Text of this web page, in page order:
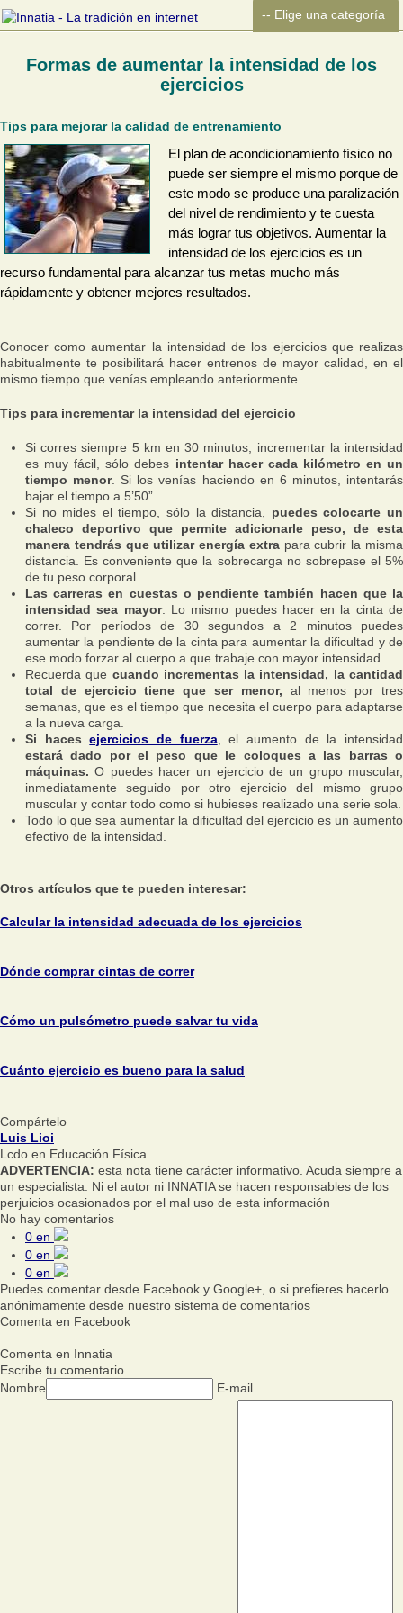
Formas de aumentar la intensidad de los
ejercicios
Tips para mejorar la calidad de entrenamiento
El plan de acondicionamiento físico no
puede ser siempre el mismo porque de
este modo se produce una paralización
del nivel de rendimiento y te cuesta
más lograr tus objetivos. Aumentar la
intensidad de los ejercicios es un
recurso fundamental para alcanzar tus metas mucho más
rápidamente y obtener mejores resultados.
Conocer como aumentar la intensidad de los ejercicios que realizas
habitualmente te posibilitará hacer entrenos de mayor calidad, en el
mismo tiempo que venías empleando anteriormente.
Tips para incrementar la intensidad del ejercicio
Si corres siempre 5 km en 30 minutos, incrementar la intensidad
es muy fácil, sólo debes intentar hacer cada kilómetro en un
tiempo menor. Si los venías haciendo en 6 minutos, intentarás
bajar el tiempo a 5’50”.
Si no mides el tiempo, sólo la distancia, puedes colocarte un
chaleco deportivo que permite adicionarle peso, de esta
manera tendrás que utilizar energía extra para cubrir la misma
distancia. Es conveniente que la sobrecarga no sobrepase el 5%
de tu peso corporal.
Las carreras en cuestas o pendiente también hacen que la
intensidad sea mayor. Lo mismo puedes hacer en la cinta de
correr. Por períodos de 30 segundos a 2 minutos puedes
aumentar la pendiente de la cinta para aumentar la dificultad y de
ese modo forzar al cuerpo a que trabaje con mayor intensidad.
Recuerda que cuando incrementas la intensidad, la cantidad
total de ejercicio tiene que ser menor, al menos por tres
semanas, que es el tiempo que necesita el cuerpo para adaptarse
a la nueva carga.
Si hacesejercicios de fuerza, el aumento de la intensidad
estará dado por el peso que le coloques a las barras o
máquinas. O puedes hacer un ejercicio de un grupo muscular,
inmediatamente seguido por otro ejercicio del mismo grupo
muscular y contar todo como si hubieses realizado una serie sola.
Todo lo que sea aumentar la dificultad del ejercicio es un aumento
efectivo de la intensidad.
Otros artículos que te pueden interesar:
Calcular la intensidad adecuada de los ejercicios
Dónde comprar cintas de correr
Cómo un pulsómetro puede salvar tu vida
Cuánto ejercicio es bueno para la salud
Compártelo
Luis Lioi
Lcdo en Educación Física.
ADVERTENCIA: esta nota tiene carácter informativo. Acuda siempre a
un especialista. Ni el autor ni INNATIA se hacen responsables de los
perjuicios ocasionados por el mal uso de esta información
No hay comentarios
0 en
0 en
0 en
Puedes comentar desde Facebook y Google+, o si prefieres hacerlo
anónimamente desde nuestro sistema de comentarios
Comenta en Facebook
Comenta en Innatia
Escribe tu comentario
Nombre
E-mail